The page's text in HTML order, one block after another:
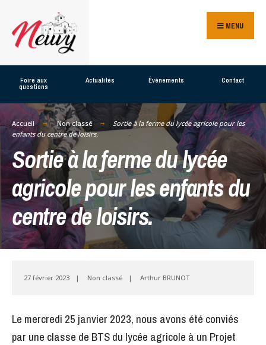
to
content
MENU
Foire aux
questions
Actualités Évènements Contact
Accueil Non classé
Sortie à la ferme du lycée agricole pour les
enfants du centre de loisirs.
Sortie à la ferme du lycée
agricole pour les enfants du
centre de loisirs.
27 février 2023 | Non classé | Arthur BRUNOT
Le mercredi 25 janvier 2023, nous avons été conviés
par une classe de BTS du lycée agricole à un Projet
for: